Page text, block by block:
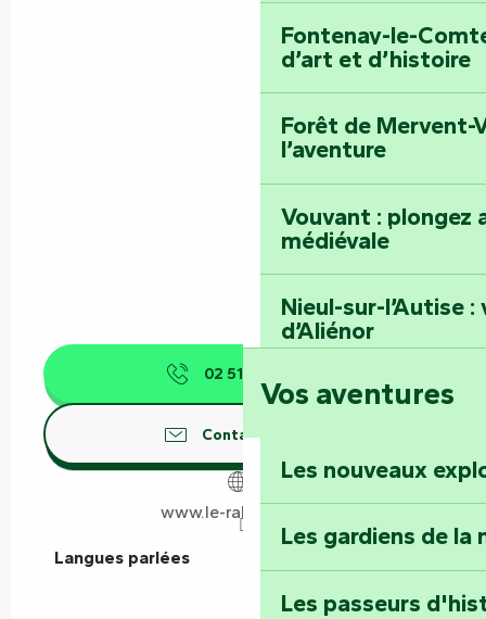
Fontenay-le-
d’art et d’histoire
Forêt de Mervent-
l’aventure
Vouvant : plongez
médiévale
Nieul-sur-l’Autise
d’Aliénor
Foussais-Payré :
Faymoreau :
épopée minière
Terre d’étoiles :
Vos aventures
Les nouveaux
Les gardiens de la
Les passeurs
02 51 69 86
Contactez-nous
www.le-rabelais.com
Langues parlées
Langues parlées